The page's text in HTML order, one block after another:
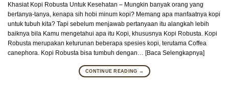
Khasiat Kopi Robusta Untuk Kesehatan – Mungkin banyak orang yang
bertanya-tanya, kenapa sih hobi minum kopi? Memang apa manfaatnya kopi
untuk tubuh kita? Tapi sebelum menjawab pertanyaan itu alangkah lebih
baiknya bila Kamu mengetahui apa itu Kopi, khususnya Kopi Robusta. Kopi
Robusta merupakan keturunan beberapa spesies kopi, terutama Coffea
canephora. Kopi Robusta bisa tumbuh dengan… [Baca Selengkapnya]
CONTINUE READING →